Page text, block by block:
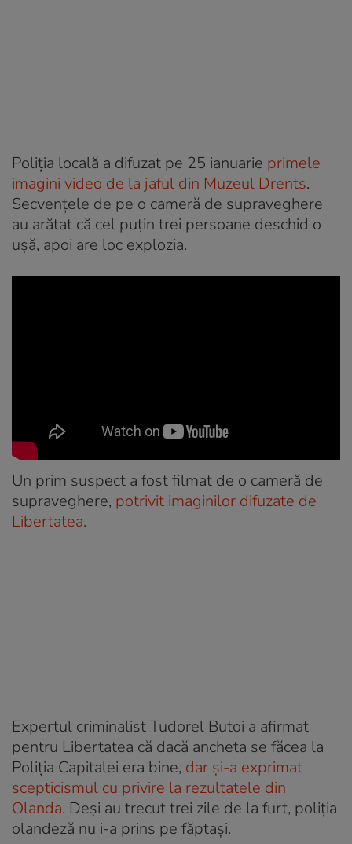
Poliția locală a difuzat pe 25 ianuarie primele
imagini video de la jaful din Muzeul Drents.
Secvențele de pe o cameră de supraveghere
au arătat că cel puțin trei persoane deschid o
ușă, apoi are loc explozia.
Un prim suspect a fost filmat de o cameră de
supraveghere, potrivit imaginilor difuzate de
Libertatea.
Expertul criminalist Tudorel Butoi a afirmat
pentru Libertatea că dacă ancheta se făcea la
Poliția Capitalei era bine, dar și-a exprimat
scepticismul cu privire la rezultatele din
Olanda. Deși au trecut trei zile de la furt, poliția
olandeză nu i-a prins pe făptași.